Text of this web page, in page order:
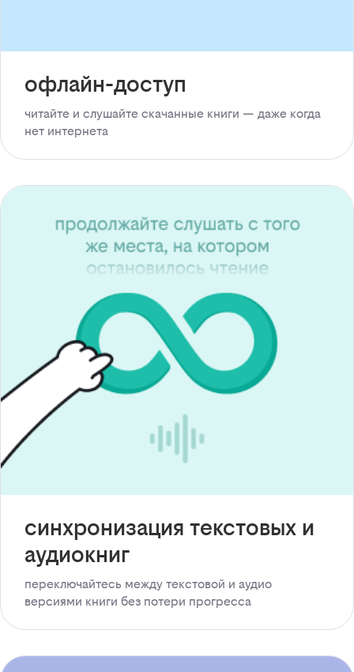
офлайн-доступ
читайте и слушайте скачанные книги — даже когда
нет интернета
синхронизация текстовых и
аудиокниг
переключайтесь между текстовой и аудио
версиями книги без потери прогресса